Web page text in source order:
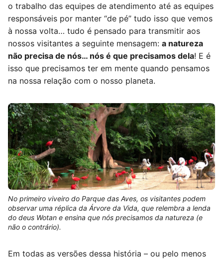
o trabalho das equipes de atendimento até as equipes
responsáveis por manter “de pé” tudo isso que vemos
à nossa volta… tudo é pensado para transmitir aos
nossos visitantes a seguinte mensagem: a natureza
não precisa de nós… nós é que precisamos dela! E é
isso que precisamos ter em mente quando pensamos
na nossa relação com o nosso planeta.
No primeiro viveiro do Parque das Aves, os visitantes podem
observar uma réplica da Árvore da Vida, que relembra a lenda
do deus Wotan e ensina que nós precisamos da natureza (e
não o contrário).
Em todas as versões dessa história – ou pelo menos